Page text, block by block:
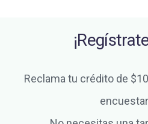
Reclama tu crédito de